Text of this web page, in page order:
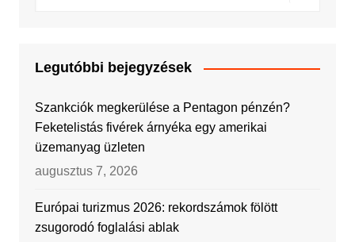
Legutóbbi bejegyzések
Szankciók megkerülése a Pentagon pénzén?
Feketelistás fivérek árnyéka egy amerikai
üzemanyag üzleten
augusztus 7, 2026
Európai turizmus 2026: rekordszámok fölött
zsugorodó foglalási ablak